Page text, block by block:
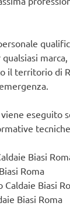
il territorio di
eseguito
Biasi
Roma
Caldaie Biasi
Biasi Roma